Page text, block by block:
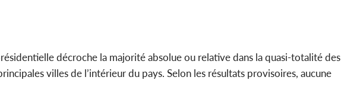
décroche la majorité absolue ou relative dans la quasi-totalité des
villes de l’intérieur du pays. Selon les résultats provisoires, aucune